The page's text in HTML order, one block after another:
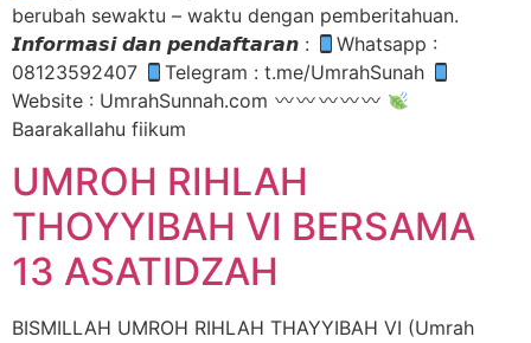
berubah sewaktu – waktu dengan pemberitahuan.
𝙄𝙣𝙛𝙤𝙧𝙢𝙖𝙨𝙞 𝙙𝙖𝙣 𝙥𝙚𝙣𝙙𝙖𝙛𝙩𝙖𝙧𝙖𝙣 :
Whatsapp :
08123592407
Telegram : t.me/UmrahSunah
Website : UmrahSunnah.com
Baarakallahu fiikum
UMROH RIHLAH
THOYYIBAH VI BERSAMA
13 ASATIDZAH
BISMILLAH UMROH RIHLAH THAYYIBAH VI (Umrah